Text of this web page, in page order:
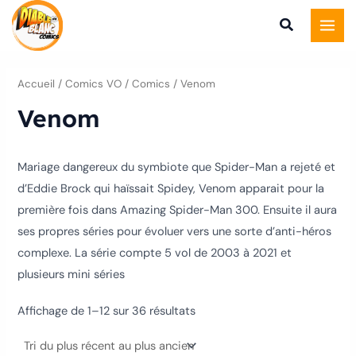
Aller
contenu
Accueil /Comics VO /Comics / Venom
Venom
Mariage dangereux du symbiote que Spider-Man a rejeté et
d’Eddie Brock qui haïssait Spidey, Venom apparait pour la
première fois dans Amazing Spider-Man 300. Ensuite il aura
ses propres séries pour évoluer vers une sorte d’anti-héros
complexe. La série compte 5 vol de 2003 à 2021 et
plusieurs mini séries
Affichage de 1–12 sur 36 résultats